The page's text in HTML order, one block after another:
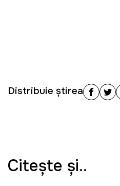
Distribuie știrea
Citeşte şi..